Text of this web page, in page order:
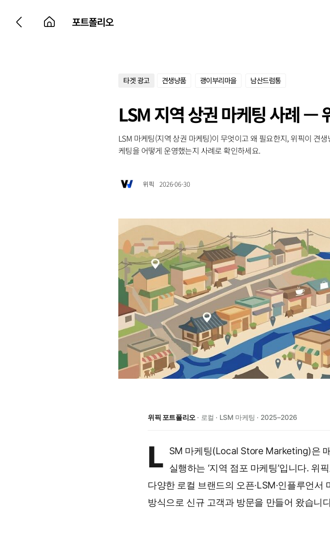
포트폴리오
타겟 광고 견생냥품 괭이부리마을 남산드럼통
LSM 지역 상권 마케팅 사례 —
LSM 마케팅(지역 상권 마케팅)이 무엇이고 왜 필요한지, 위픽이 견
케팅을 어떻게 운영했는지 사례로 확인하세요.
위픽 2026-06-30
위픽 포트폴리오 · 로컬 · LSM 마케팅 · 2025–2026
L SM 마케팅(Local Store Marketing)은
실행하는 ‘지역 점포 마케팅’입니다. 위
다양한 로컬 브랜드의 오픈·LSM·인플루언
방식으로 신규 고객과 방문을 만들어 왔습니